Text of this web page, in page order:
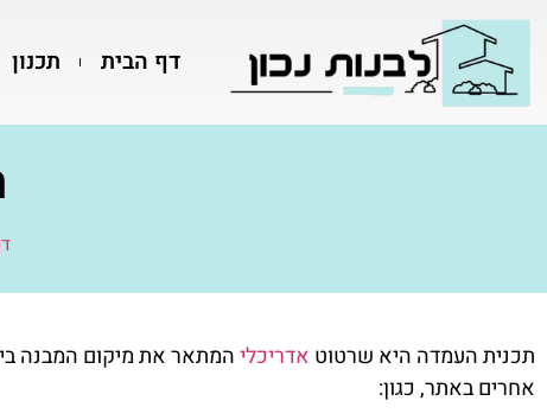
דף הבית תכנון
תכנית העמדה היא שרטוט אדריכליהמתאר את מיקום המבנה
אחרים באתר, כגון: